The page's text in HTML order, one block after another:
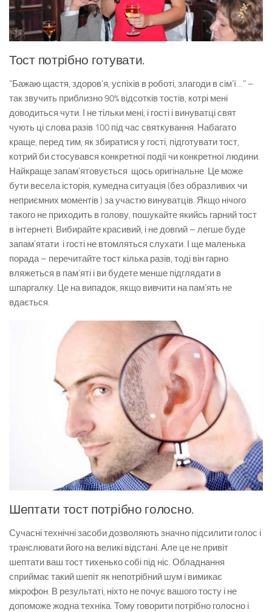
Тост потрібно готувати.
“Бажаю щастя, здоров’я, успіхів в роботі, злагоди в сім’ї…” –
так звучить приблизно 90% відсотків тостів, котрі мені
доводиться чути. І не тільки мені, і гості і винуватці свят
чують ці слова разів 100 під час святкування. Набагато
краще, перед тим, як збиратися у гості, підготувати тост,
котрий би стосувався конкретної події чи конкретної людини.
Найкраще запам’ятовується щось оригінальне. Це може
бути весела історія, кумедна ситуація (без образливих чи
неприємних моментів ) за участю винуватців. Якщо нічого
такого не приходить в голову, пошукайте якийсь гарний тост
в інтернеті. Вибирайте красивий, і не довгий – легше буде
запам’ятати і гості не втомляться слухати. І ще маленька
порада – перечитайте тост кілька разів, тоді він гарно
вляжеться в пам’яті і ви будете менше підглядати в
шпаргалку. Це на випадок, якщо вивчити на пам’ять не
вдається.
Шептати тост потрібно голосно.
Сучасні технічні засоби дозволяють значно підсилити голос і
транслювати його на великі відстані. Але це не привіт
шептати ваш тост тихенько собі під ніс. Обладнання
сприймає такий шепіт як непотрібний шум і вимикає
мікрофон. В результаті, ніхто не почує вашого тосту і не
допоможе жодна техніка. Тому говорити потрібно голосно і